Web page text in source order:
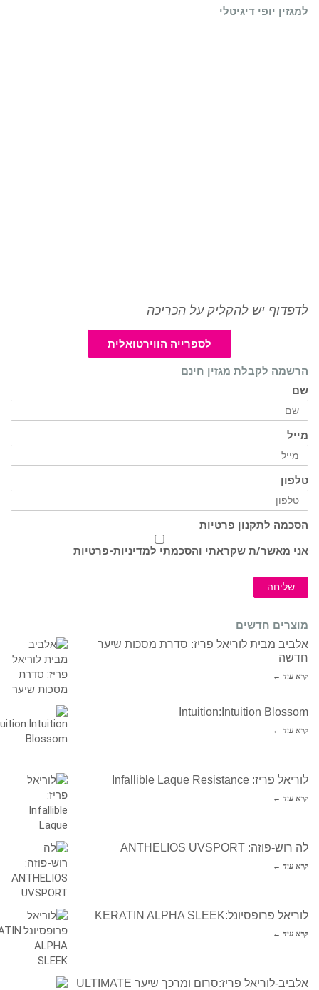
למגזין יופי דיגיטלי
לדפדוף יש להקליק על הכריכה
לספרייה הווירטואלית
הרשמה לקבלת מגזין חינם
שם
מייל
טלפון
הסכמה לתקנון פרטיות
אני מאשר/ת שקראתי והסכמתי למדיניות-פרטיות
שליחה
מוצרים חדשים
אלביב מבית לוריאל פריז: סדרת מסכות שיער
חדשה
קרא עוד ←
Intuition:Intuition Blossom
קרא עוד ←
לוריאל פריז: Infallible Laque Resistance
קרא עוד ←
לה רוש-פוזה: ANTHELIOS UVSPORT
קרא עוד ←
לוריאל פרופסיונל:KERATIN ALPHA SLEEK
קרא עוד ←
אלביב-לוריאל פריז:סרום ומרכך שיער ULTIMATE